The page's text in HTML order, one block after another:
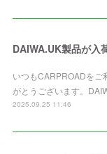
DAIWA.UK製品が入
いつもCARPROADをご
がとうございます。
2025.09.25 11:46